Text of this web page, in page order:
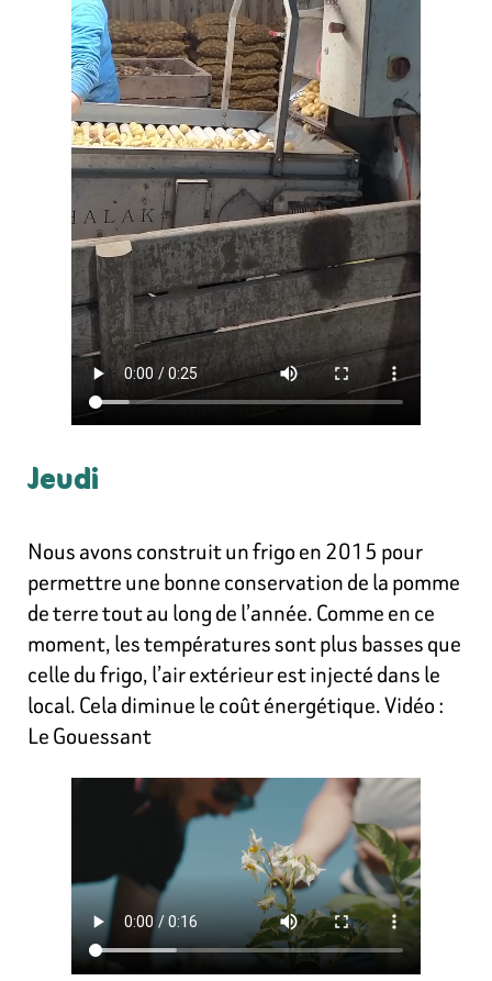
Jeudi
Nous avons construit un frigo en 2015 pour
permettre une bonne conservation de la pomme
de terre tout au long de l’année. Comme en ce
moment, les températures sont plus basses que
celle du frigo, l’air extérieur est injecté dans le
local. Cela diminue le coût énergétique. Vidéo :
Le Gouessant